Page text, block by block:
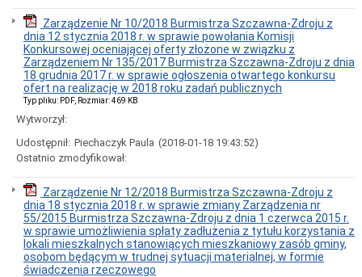
Dotacje
Działalność
gospodarcza
Gospodarka
komunalna
Gospodarka
mieszkaniowa
Klauzule
Informacyjne
(RODO)
alkoholowe
Małżeństwa,
narodziny,
zgony
Meldunki
Nieruchomości
Zarządzenie Nr 10/2018 Burmistrza Szczawna-Zdroju z
dnia 12 stycznia 2018 r. w sprawie powołania Komisji
Konkursowej oceniającej oferty złożone w związku z
Zarządzeniem Nr 135/2017 Burmistrza Szczawna-Zdroju z dnia
18 grudnia 2017 r. w sprawie ogłoszenia otwartego konkursu
ofert na realizację w 2018 roku zadań publicznych
Typ pliku: PDF, Rozmiar: 469 KB
Wytworzył:
Udostępnił: Piechaczyk Paula (2018-01-18 19:43:52)
Ostatnio zmodyfikował:
Zarządzenie Nr 12/2018 Burmistrza Szczawna-Zdroju z
dnia 18 stycznia 2018 r. w sprawie zmiany Zarządzenia nr
55/2015 Burmistrza Szczawna-Zdroju z dnia 1 czerwca 2015 r.
w sprawie umożliwienia spłaty zadłużenia z tytułu korzystania z
lokali mieszkalnych stanowiących mieszkaniowy zasób gminy,
osobom będącym w trudnej sytuacji materialnej, w formie
świadczenia rzeczowego